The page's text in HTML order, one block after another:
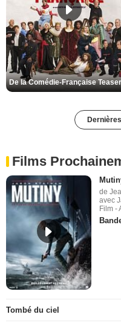
Films
de
avec
Film -
Tombé du ciel